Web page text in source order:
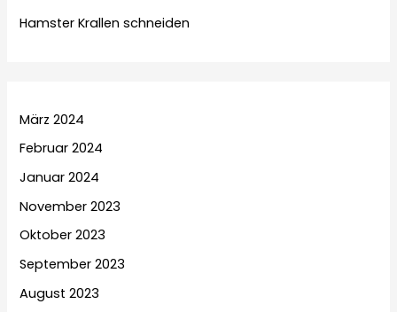
Hamster Krallen schneiden
März 2024
Februar 2024
Januar 2024
November 2023
Oktober 2023
September 2023
August 2023